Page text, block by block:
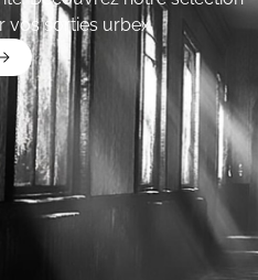
vos sorties urbex.